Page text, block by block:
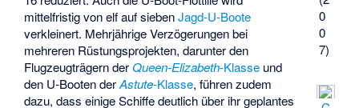
0
0
7)
mittelfristig von elf auf siebenJagd-U-Boote
verkleinert. Mehrjährige Verzögerungen bei
mehreren Rüstungsprojekten, darunter den
Flugzeugträgern derQueen-Elizabeth-Klasse und
den U-Booten derAstute-Klasse, führen zudem
dazu, dass einige Schiffe deutlich über ihr geplantes